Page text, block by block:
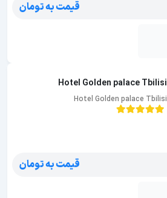
قیمت به تومان
Hotel Golden palace Tbilisi
Hotel Golden palace Tbilisi
قیمت به تومان